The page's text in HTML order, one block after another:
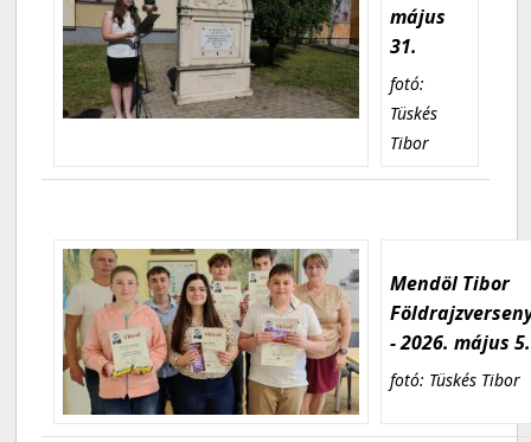
május
31.
fotó:
Tüskés
Tibor
Mendöl Tibor
- 2026. május 5.
fotó: Tüskés Tibor